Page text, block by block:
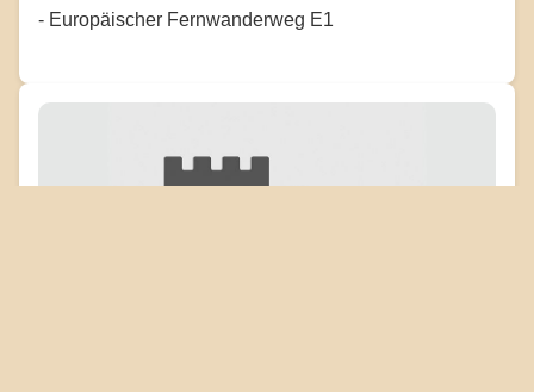
- Europäischer Fernwanderweg E1